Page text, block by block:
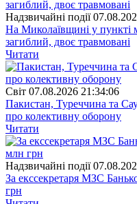
Надзвичайні події
На Миколаївщині у пункті
загиблий, двоє травмовані
Читати
Свiт 07.08.2026 21:34:06
Пакистан, Туреччина та
про колективну оборону
Читати
Надзвичайні події
За екссекретаря МЗС
грн